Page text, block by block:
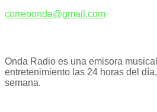
correoonda@gmail.com
Onda Radio es una emisora
entretenimiento las 24 horas del
semana.